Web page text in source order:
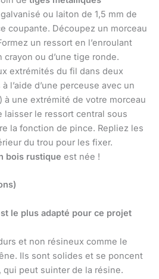
ou laiton de 1,5 mm de
coupante. Découpez un morceau
un ressort en l’enroulant
crayon ou d’une tige ronde.
extrémités du fil dans deux
l’aide d’une perceuse avec un
à une extrémité de votre morceau
laisser le ressort central sous
la fonction de pince. Repliez les
du trou pour les fixer.
bois rustique est née !
le plus adapté pour ce projet
et non résineux comme le
Ils sont solides et se poncent
qui peut suinter de la résine.